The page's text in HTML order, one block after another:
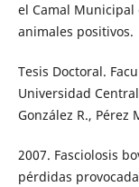
el Camal
animales positivos.
Tesis Doctoral.
Universidad
González R., Pérez
2007. Fasciolosis
pérdidas